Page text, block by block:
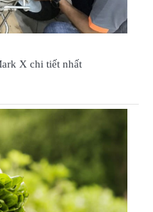
X chi tiết nhất